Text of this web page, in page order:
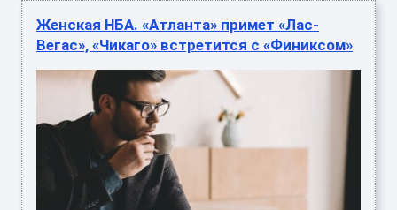
Женская НБА. «Атланта» примет «Лас-
Вегас», «Чикаго» встретится с «Финиксом»